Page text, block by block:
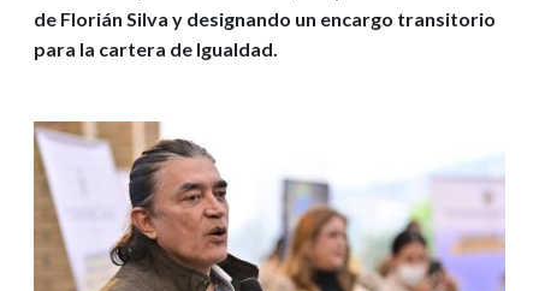
de Florián Silva y designando un encargo transitorio
para la cartera de Igualdad.